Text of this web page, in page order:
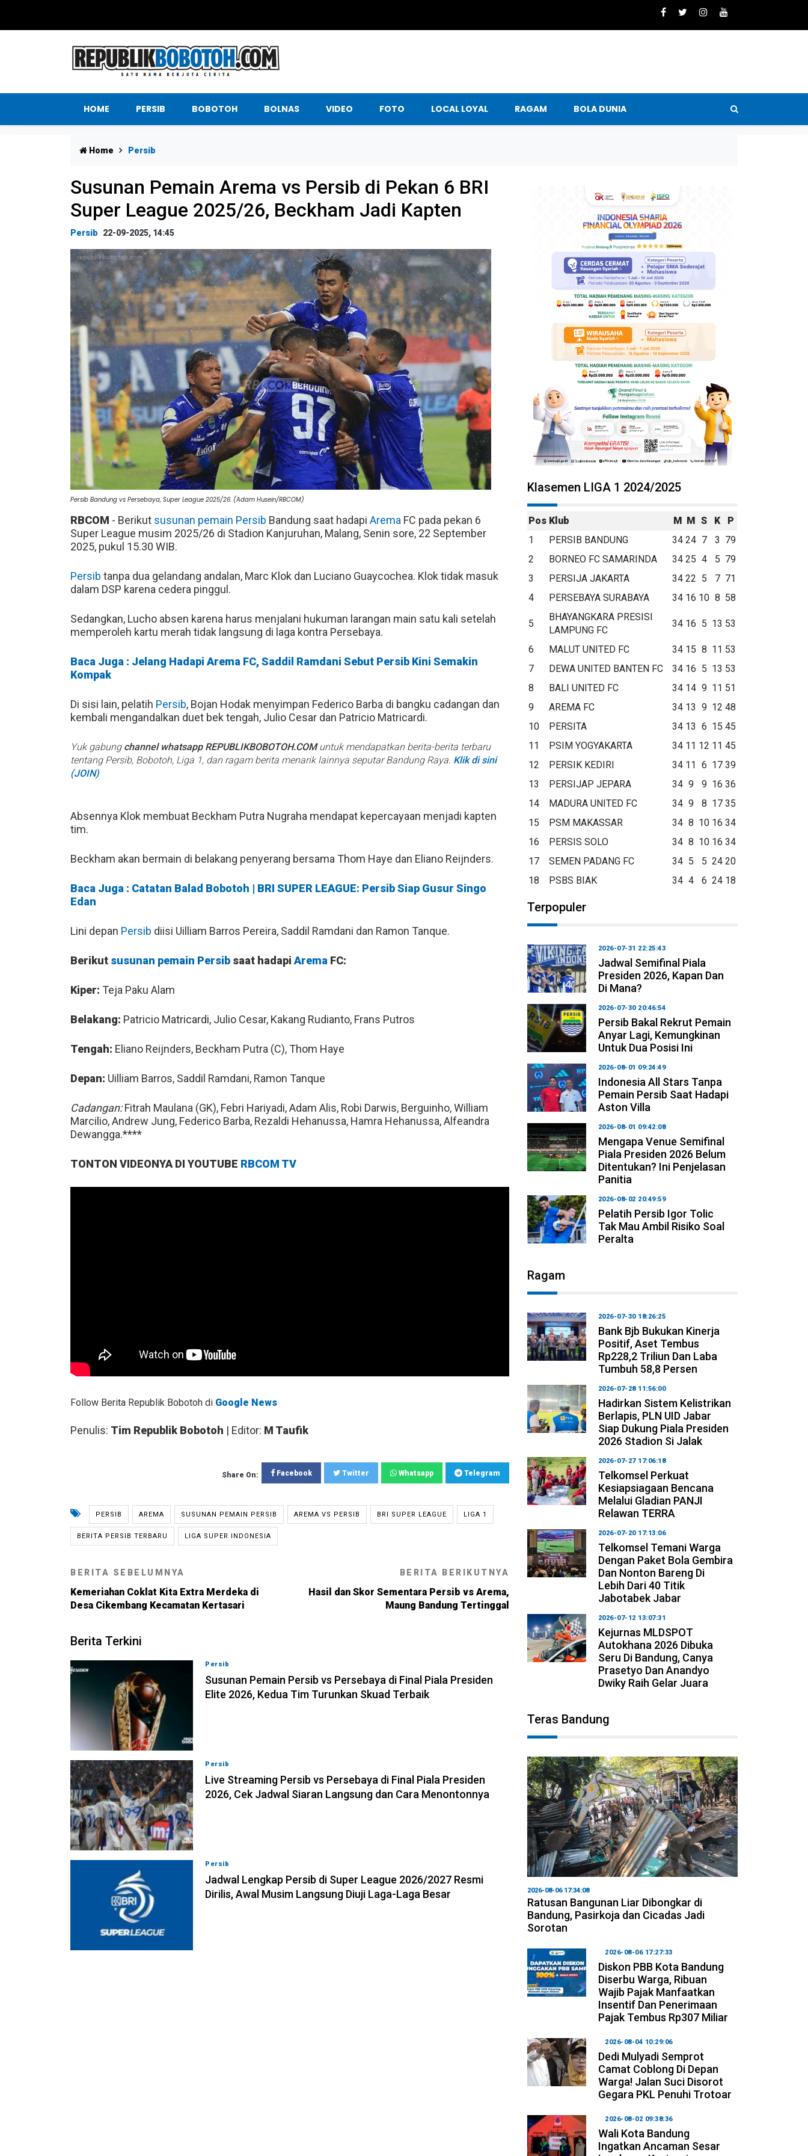
HOME PERSIB BOBOTOH BOLNAS VIDEO FOTO LOCAL LOYAL RAGAM BOLA DUNIA
Home Persib
Susunan Pemain Arema vs Persib di Pekan 6 BRI
Super League 2025/26, Beckham Jadi Kapten
Persib 22-09-2025, 14:45
Persib Bandung vs Persebaya, Super League 2025/26. (Adam Husein/RBCOM)
RBCOM - Berikut susunan pemain Persib Bandung saat hadapi Arema FC pada pekan 6
Super League musim 2025/26 di Stadion Kanjuruhan, Malang, Senin sore, 22 September
2025, pukul 15.30 WIB.
Persib tanpa dua gelandang andalan, Marc Klok dan Luciano Guaycochea. Klok tidak masuk
dalam DSP karena cedera pinggul.
Sedangkan, Lucho absen karena harus menjalani hukuman larangan main satu kali setelah
memperoleh kartu merah tidak langsung di laga kontra Persebaya.
Baca Juga : Jelang Hadapi Arema FC, Saddil Ramdani Sebut Persib Kini Semakin
Kompak
Di sisi lain, pelatih Persib, Bojan Hodak menyimpan Federico Barba di bangku cadangan dan
kembali mengandalkan duet bek tengah, Julio Cesar dan Patricio Matricardi.
Yuk gabung channel whatsapp REPUBLIKBOBOTOH.COMuntuk mendapatkan berita-berita terbaru
tentang Persib, Bobotoh, Liga 1, dan ragam berita menarik lainnya seputar Bandung Raya. Klik di sini
(JOIN)
Absennya Klok membuat Beckham Putra Nugraha mendapat kepercayaan menjadi kapten
tim.
Beckham akan bermain di belakang penyerang bersama Thom Haye dan Eliano Reijnders.
Baca Juga : Catatan Balad Bobotoh | BRI SUPER LEAGUE: Persib Siap Gusur Singo
Edan
Lini depan Persib diisi Uilliam Barros Pereira, Saddil Ramdani dan Ramon Tanque.
Berikut susunan pemain Persib saat hadapi Arema FC:
Kiper: Teja Paku Alam
Belakang: Patricio Matricardi, Julio Cesar, Kakang Rudianto, Frans Putros
Tengah: Eliano Reijnders, Beckham Putra (C), Thom Haye
Depan: Uilliam Barros, Saddil Ramdani, Ramon Tanque
Cadangan:Fitrah Maulana (GK), Febri Hariyadi, Adam Alis, Robi Darwis, Berguinho, William
Marcilio, Andrew Jung, Federico Barba, Rezaldi Hehanussa, Hamra Hehanussa, Alfeandra
Dewangga.****
TONTON VIDEONYA DI YOUTUBE RBCOM TV
Follow Berita Republik Bobotoh di Google News
Penulis: Tim Republik Bobotoh | Editor: M Taufik
Share On: Facebook Twitter Whatsapp Telegram
PERSIB AREMA SUSUNAN PEMAIN PERSIB AREMA VS PERSIB BRI SUPER LEAGUE LIGA 1
BERITA PERSIB TERBARU LIGA SUPER INDONESIA
BERITA SEBELUMNYA
Kemeriahan Coklat Kita Extra Merdeka di
Desa Cikembang Kecamatan Kertasari
BERITA BERIKUTNYA
Hasil dan Skor Sementara Persib vs Arema,
Maung Bandung Tertinggal
Berita Terkini
Persib
Susunan Pemain Persib vs Persebaya di Final Piala Presiden
Elite 2026, Kedua Tim Turunkan Skuad Terbaik
Persib
Live Streaming Persib vs Persebaya di Final Piala Presiden
2026, Cek Jadwal Siaran Langsung dan Cara Menontonnya
Persib
Jadwal Lengkap Persib di Super League 2026/2027 Resmi
Dirilis, Awal Musim Langsung Diuji Laga-Laga Besar
Klasemen LIGA 1 2024/2025
Pos Klub M M S K
P
1
PERSIB BANDUNG 34 24 7 3 79
2
BORNEO FC SAMARINDA 34 25 4 5 79
3
PERSIJA JAKARTA 34 22 5 7 71
4
PERSEBAYA SURABAYA 34 16 10 8 58
5
BHAYANGKARA PRESISI
LAMPUNG FC
34 16 5 13 53
6 MALUT UNITED FC 34 15 8 11 53
7
DEWA UNITED BANTEN FC 34 16 5 13 53
8
BALI UNITED FC 34 14 9 11 51
9
AREMA FC 34 13 9 12 48
10
PERSITA 34 13 6 15 45
11
PSIM YOGYAKARTA 34 11 12 11 45
12
PERSIK KEDIRI 34 11 6 17 39
13
PERSIJAP JEPARA 34 9 9 16 36
14
MADURA UNITED FC 34 9 8 17 35
15
PSM MAKASSAR 34 8 10 16 34
16
PERSIS SOLO 34 8 10 16 34
17
SEMEN PADANG FC 34 5 5 24 20
18
PSBS BIAK 34 4 6 24 18
Terpopuler
2026-07-31 22:25:43
Jadwal Semifinal Piala
Presiden 2026, Kapan Dan
Di Mana?
2026-07-30 20:46:54
Persib Bakal Rekrut Pemain
Anyar Lagi, Kemungkinan
Untuk Dua Posisi Ini
2026-08-01 09:24:49
Indonesia All Stars Tanpa
Pemain Persib Saat Hadapi
Aston Villa
2026-08-01 09:42:08
Mengapa Venue Semifinal
Piala Presiden 2026 Belum
Ditentukan? Ini Penjelasan
Panitia
2026-08-02 20:49:59
Pelatih Persib Igor Tolic
Tak Mau Ambil Risiko Soal
Peralta
Ragam
2026-07-30 18:26:25
Bank Bjb Bukukan Kinerja
Positif, Aset Tembus
Rp228,2 Triliun Dan Laba
Tumbuh 58,8 Persen
2026-07-28 11:56:00
Hadirkan Sistem Kelistrikan
Berlapis, PLN UID Jabar
Siap Dukung Piala Presiden
2026 Stadion Si Jalak
2026-07-27 17:06:18
Telkomsel Perkuat
Kesiapsiagaan Bencana
Melalui Gladian PANJI
Relawan TERRA
2026-07-20 17:13:06
Telkomsel Temani Warga
Dengan Paket Bola Gembira
Dan Nonton Bareng Di
Lebih Dari 40 Titik
Jabotabek Jabar
2026-07-12 13:07:31
Kejurnas MLDSPOT
Autokhana 2026 Dibuka
Seru Di Bandung, Canya
Prasetyo Dan Anandyo
Dwiky Raih Gelar Juara
Teras Bandung
2026-08-06 17:34:08
Ratusan Bangunan Liar Dibongkar di
Bandung, Pasirkoja dan Cicadas Jadi
Sorotan
2026-08-06 17:27:33
Diskon PBB Kota Bandung
Diserbu Warga, Ribuan
Wajib Pajak Manfaatkan
Insentif Dan Penerimaan
Pajak Tembus Rp307 Miliar
2026-08-04 10:29:06
Dedi Mulyadi Semprot
Camat Coblong Di Depan
Warga! Jalan Suci Disorot
Gegara PKL Penuhi Trotoar
2026-08-02 09:38:36
Wali Kota Bandung
Ingatkan Ancaman Sesar